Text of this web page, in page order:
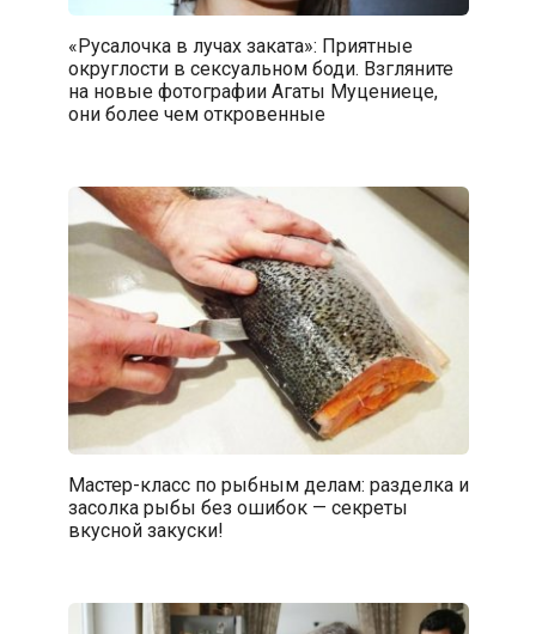
«Русалочка в лучах заката»: Приятные
округлости в сексуальном боди. Взгляните
на новые фотографии Агаты Муцениеце,
они более чем откровенные
Мастер-класс по рыбным делам: разделка и
засолка рыбы без ошибок — секреты
вкусной закуски!